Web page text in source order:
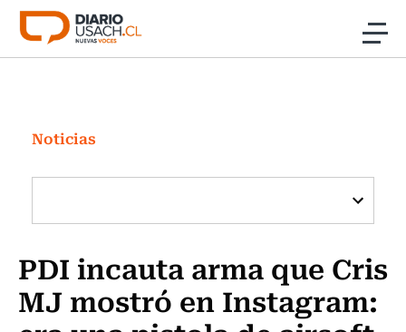
Click acá para ir directamente al contenido
Investigación
Cultura
Programas Radio y TV Usach
Noticias
PDI incauta arma que Cris
MJ mostró en Instagram: